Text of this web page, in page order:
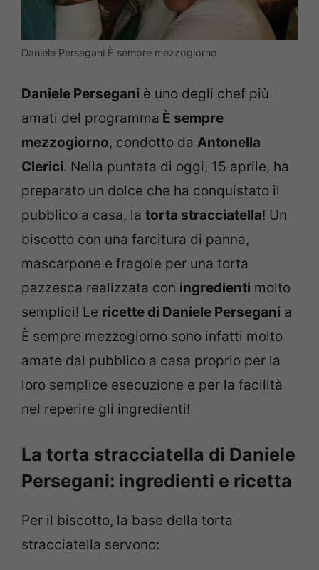
Daniele Persegani È sempre mezzogiorno
Daniele Persegani è uno degli chef più
amati del programma È sempre
mezzogiorno, condotto da Antonella
Clerici. Nella puntata di oggi, 15 aprile, ha
preparato un dolce che ha conquistato il
pubblico a casa, la torta stracciatella! Un
biscotto con una farcitura di panna,
mascarpone e fragole per una torta
pazzesca realizzata con ingredienti molto
semplici! Le ricette di Daniele Persegani a
È sempre mezzogiorno sono infatti molto
amate dal pubblico a casa proprio per la
loro semplice esecuzione e per la facilità
nel reperire gli ingredienti!
La torta stracciatella di Daniele
Persegani: ingredienti e ricetta
Per il biscotto, la base della torta
stracciatella servono: